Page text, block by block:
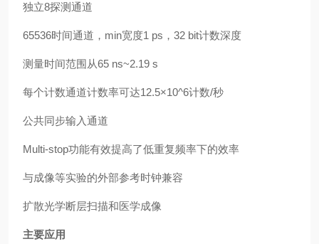
独立8探测通道
65536时间通道，min宽度1 ps，32 bit计数深度
测量时间范围从65 ns~2.19 s
每个计数通道计数率可达12.5×10^6计数/秒
公共同步输入通道
Multi-stop功能有效提高了低重复频率下的效率
与成像等实验的外部参考时钟兼容
扩散光学断层扫描和医学成像
主要应用